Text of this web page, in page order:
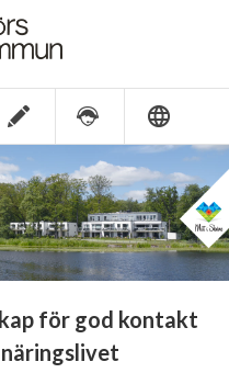
för god kontakt